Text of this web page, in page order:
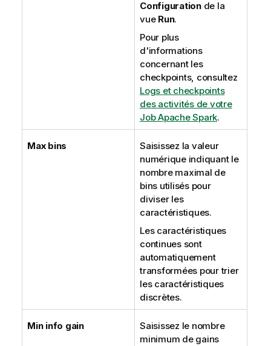
Configurationde la
vue Run.
Pour plus
d'informations
concernant les
checkpoints, consultez
Logs et checkpoints
des activités de votre
Job Apache Spark.
Max bins
Saisissez la valeur
numérique indiquant le
nombre maximal de
bins utilisés pour
diviser les
caractéristiques.
Les caractéristiques
continues sont
automatiquement
transformées pour trier
les caractéristiques
discrètes.
Min info gain
Saisissez le nombre
minimum de gains